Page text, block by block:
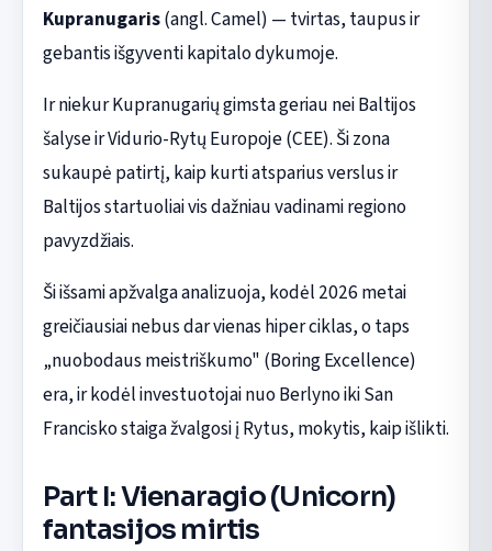
Kupranugaris(angl. Camel) — tvirtas, taupus ir
gebantis išgyventi kapitalo dykumoje.
Ir niekur Kupranugarių gimsta geriau nei Baltijos
šalyse ir Vidurio-Rytų Europoje (CEE). Ši zona
sukaupė patirtį, kaip kurti atsparius verslus ir
Baltijos startuoliai vis dažniau vadinami regiono
pavyzdžiais.
Ši išsami apžvalga analizuoja, kodėl 2026 metai
greičiausiai nebus dar vienas hiper ciklas, o taps
„nuobodaus meistriškumo" (Boring Excellence)
era, ir kodėl investuotojai nuo Berlyno iki San
Francisko staiga žvalgosi į Rytus, mokytis, kaip išlikti.
Part I: Vienaragio (Unicorn)
fantasijos mirtis